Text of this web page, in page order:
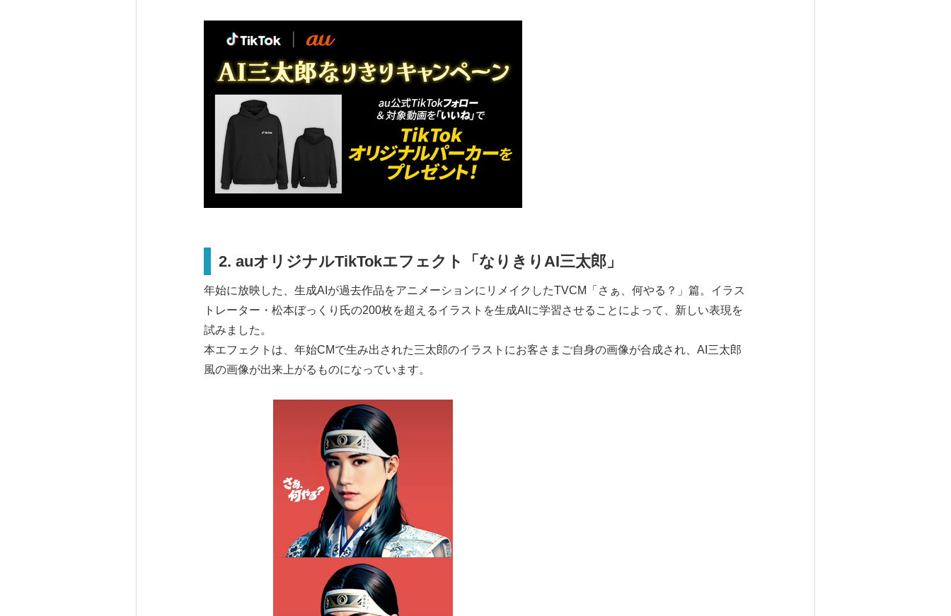
2.auオリジナルTikTokエフェクト「なりきりAI三太郎」
年始に放映した、生成AIが過去作品をアニメーションにリメイクしたTVCM「さぁ、何やる？」篇。イラス
トレーター・松本ぼっくり氏の200枚を超えるイラストを生成AIに学習させることによって、新しい表現を
試みました。
本エフェクトは、年始CMで生み出された三太郎のイラストにお客さまご自身の画像が合成され、AI三太郎
風の画像が出来上がるものになっています。
Japanese